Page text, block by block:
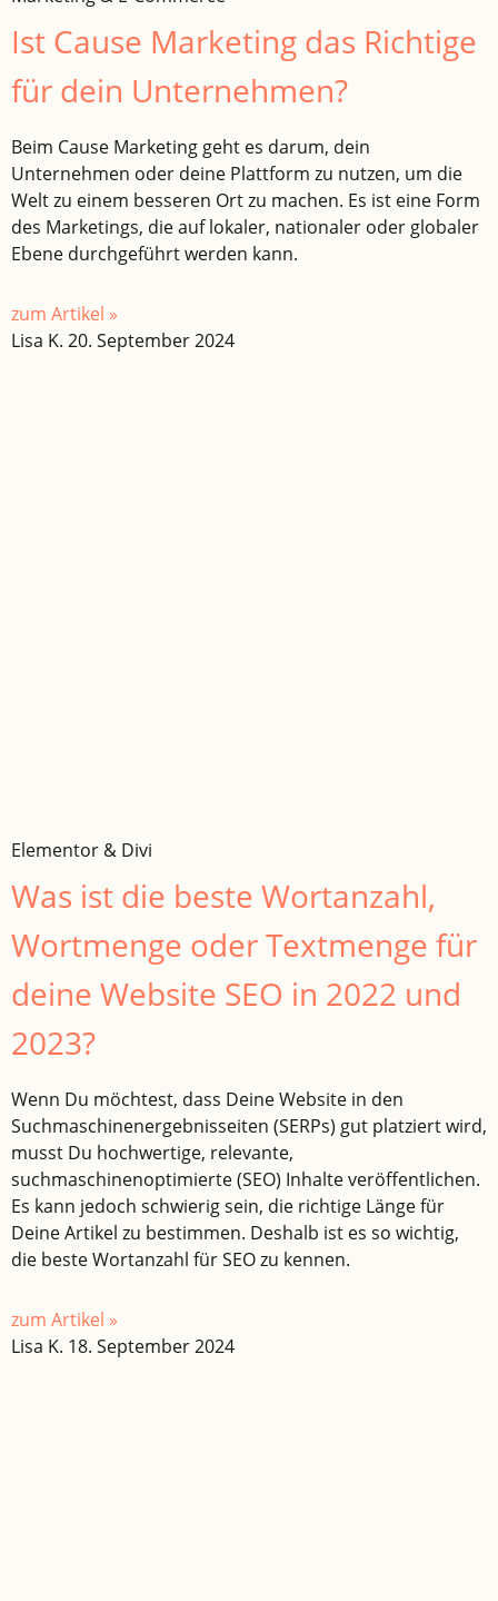
Ist Cause Marketing das Richtige
für dein Unternehmen?
Beim Cause Marketing geht es darum, dein
Unternehmen oder deine Plattform zu nutzen, um die
Welt zu einem besseren Ort zu machen. Es ist eine Form
des Marketings, die auf lokaler, nationaler oder globaler
Ebene durchgeführt werden kann.
zum Artikel »
Lisa K. 20. September 2024
Elementor & Divi
Was ist die beste Wortanzahl,
Wortmenge oder Textmenge für
deine Website SEO in 2022 und
2023?
Wenn Du möchtest, dass Deine Website in den
Suchmaschinenergebnisseiten (SERPs) gut platziert wird,
musst Du hochwertige, relevante,
suchmaschinenoptimierte (SEO) Inhalte veröffentlichen.
Es kann jedoch schwierig sein, die richtige Länge für
Deine Artikel zu bestimmen. Deshalb ist es so wichtig,
die beste Wortanzahl für SEO zu kennen.
zum Artikel »
Lisa K. 18. September 2024